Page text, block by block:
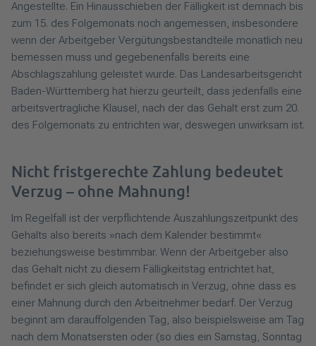
Angestellte. Ein Hinausschieben der Fälligkeit ist demnach bis
zum 15. des Folgemonats noch angemessen, insbesondere
wenn der Arbeitgeber Vergütungsbestandteile monatlich neu
bemessen muss und gegebenenfalls bereits eine
Abschlagszahlung geleistet wurde. Das Landesarbeitsgericht
Baden-Württemberg hat hierzu geurteilt, dass jedenfalls eine
arbeitsvertragliche Klausel, nach der das Gehalt erst zum 20.
des Folgemonats zu entrichten war, deswegen unwirksam ist.
Nicht fristgerechte Zahlung bedeutet
Verzug – ohne Mahnung!
Im Regelfall ist der verpflichtende Auszahlungszeitpunkt des
Gehalts also bereits »nach dem Kalender bestimmt«
beziehungsweise bestimmbar. Wenn der Arbeitgeber also
das Gehalt nicht zu diesem Fälligkeitstag entrichtet hat,
befindet er sich gleich automatisch in Verzug, ohne dass es
einer Mahnung durch den Arbeitnehmer bedarf. Der Verzug
beginnt am darauffolgenden Tag, also beispielsweise am Tag
nach dem Monatsersten oder (so dies ein Samstag, Sonntag